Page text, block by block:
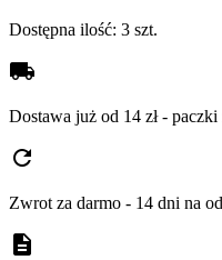
Dostępna ilość: 3 szt.
local_shipping
Dostawa już od 14 zł -
refresh
Zwrot za darmo - 14 dni na
description